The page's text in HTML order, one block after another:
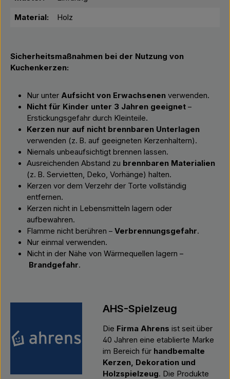
Material: Holz
Sicherheitsmaßnahmen bei der Nutzung von
Kuchenkerzen:
Nur unter Aufsicht von Erwachsenen verwenden.
Nicht für Kinder unter 3 Jahren geeignet –
Erstickungsgefahr durch Kleinteile.
Kerzen nur auf nicht brennbaren Unterlagen
verwenden (z. B. auf geeigneten Kerzenhaltern).
Niemals unbeaufsichtigt brennen lassen.
Ausreichenden Abstand zu brennbaren Materialien
(z. B. Servietten, Deko, Vorhänge) halten.
Kerzen vor dem Verzehr der Torte vollständig
entfernen.
Kerzen nicht in Lebensmitteln lagern oder
aufbewahren.
Flamme nicht berühren – Verbrennungsgefahr.
Nur einmal verwenden.
Nicht in der Nähe von Wärmequellen lagern –
Brandgefahr.
AHS-Spielzeug
Die Firma Ahrens ist seit über
40 Jahren eine etablierte Marke
im Bereich für handbemalte
Kerzen, Dekoration und
Holzspielzeug. Die Produkte